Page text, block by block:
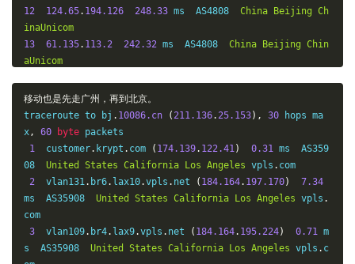
12
124.65. 194.126 248.33 ms  AS4808 China Beijing Ch
inaUnicom
13
61.135. 113.2 242.32 ms  AS4808 China Beijing Chin
aUnicom
inaUnicom
15
*
16
123.125 .96.243
inaUnicom
移动也是先走广州，再到北京。
traceroute to bj . 10086.cn (211.136.25.153), 30 hops ma
x, 60 byte packets
1
  customer
. krypt . com ( 174.139. 122.41) 0.31 ms  AS359
08 United States California Los Angeles vpls . com
2
  vlan131
. br6. lax10.vpls . net ( 184.164. 197.170)
7.34
ms  AS35908 United States California Los Angeles vpls .
com
3
  vlan109
. br4. lax9.vpls . net ( 184.164. 195.224) 0.71 m
s  AS35908 United States California Los Angeles vpls . c